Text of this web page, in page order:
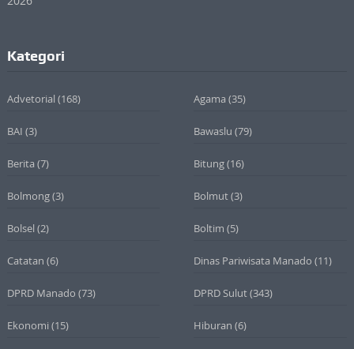
Kategori
Advetorial (168) Agama (35)
BAI (3) Bawaslu (79)
Berita (7) Bitung(16)
Bolmong(3) Bolmut(3)
Bolsel (2) Boltim (5)
Catatan (6) Dinas Pariwisata Manado (11)
DPRD Manado (73) DPRD Sulut(343)
Ekonomi (15) Hiburan (6)